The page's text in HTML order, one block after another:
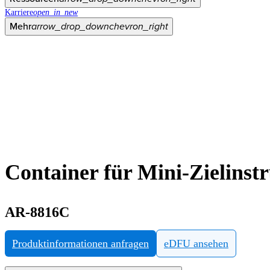
Karriereopen_in_new
Mehrarrow_drop_downchevron_right
Container für Mini-
AR-8816C
Produktinformationen anfragen eDFU ansehen